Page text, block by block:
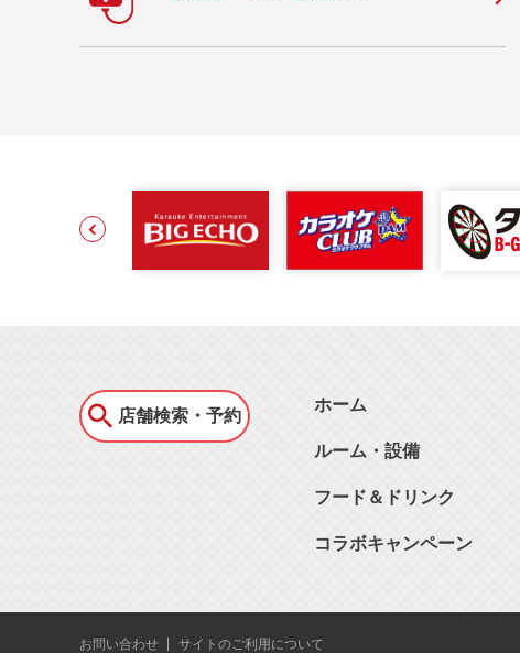
店舗検索・予約
ホーム
ルーム・設備
フード＆ドリンク
コラボキャンペーン
お問い合わせ サイトのご利用について